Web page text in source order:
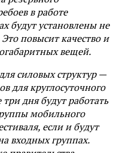
в работе
будут установлены не
повысит качество и
вещей.
силовых структур —
для круглосуточного
дня будут работать
мобильного
если и будут
входных группах.